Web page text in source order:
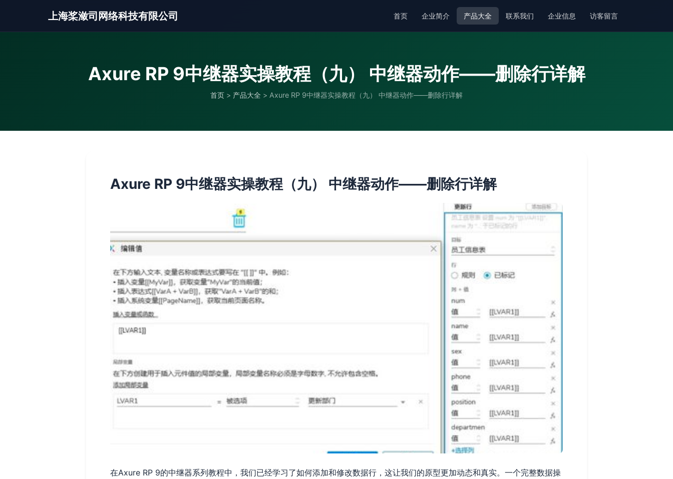
上海桨潋司网络科技有限公司 首页 企业简介 产品大全 联系我们 企业信息 访客留言
Axure RP 9中继器实操教程（九） 中继器动作——删除行详解
首页 > 产品大全 > Axure RP 9中继器实操教程（九） 中继器动作——删除行详解
Axure RP 9中继器实操教程（九） 中继器动作——删除行详解
在Axure RP 9的中继器系列教程中，我们已经学习了如何添加和修改数据行，这让我们的原型更加动态和真实。一个完整数据操